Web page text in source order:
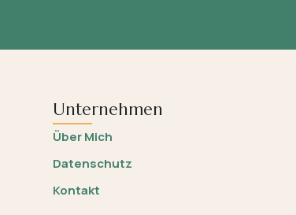
Unternehmen
Über Mich
Datenschutz
Kontakt